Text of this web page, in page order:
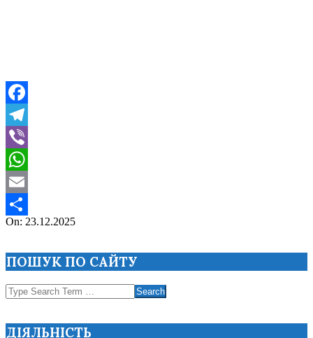
Facebook
Telegram
Viber
WhatsApp
Email
Поділитися
2025-
On: 23.12.2025
ПОШУК ПО САЙТУ
Search
ДІЯЛЬНІСТЬ